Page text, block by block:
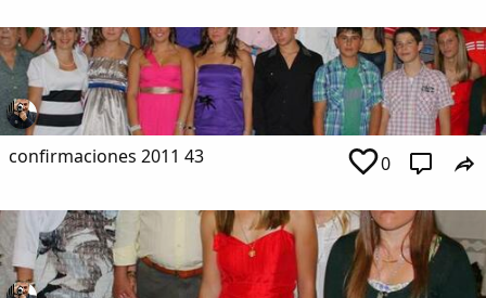
confirmaciones 2011 43 0